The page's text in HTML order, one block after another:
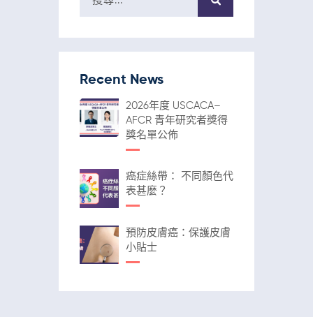
Recent News
2026年度 USCACA–
AFCR 青年研究者獎得
獎名單公佈
癌症絲帶： 不同顏色代
表甚麼？
預防皮膚癌：保護皮膚
小貼士